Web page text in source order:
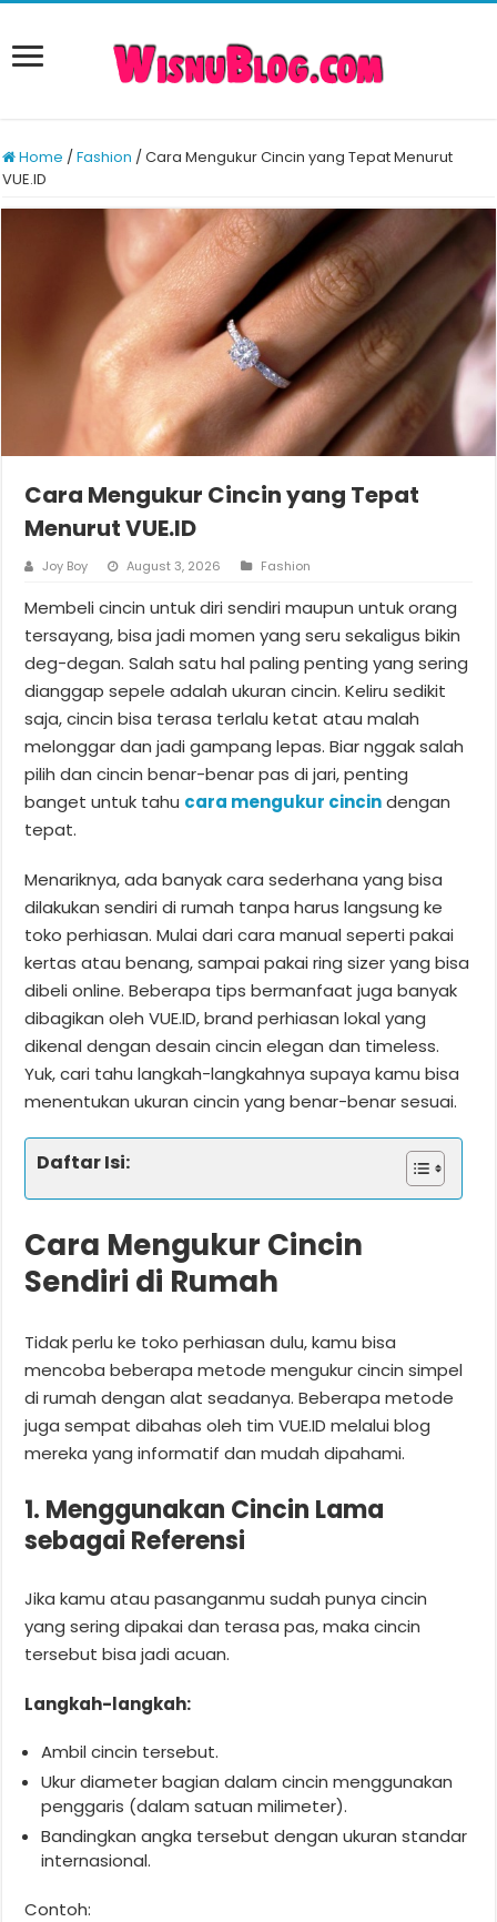
Home /Fashion /Cara Mengukur Cincin yang Tepat Menurut
VUE.ID
Cara Mengukur Cincin yang Tepat
Menurut VUE.ID
Joy Boy August 3, 2026 Fashion
Membeli cincin untuk diri sendiri maupun untuk orang
tersayang, bisa jadi momen yang seru sekaligus bikin
deg-degan. Salah satu hal paling penting yang sering
dianggap sepele adalah ukuran cincin. Keliru sedikit
saja, cincin bisa terasa terlalu ketat atau malah
melonggar dan jadi gampang lepas. Biar nggak salah
pilih dan cincin benar-benar pas di jari, penting
banget untuk tahu cara mengukur cincindengan
tepat.
Menariknya, ada banyak cara sederhana yang bisa
dilakukan sendiri di rumah tanpa harus langsung ke
toko perhiasan. Mulai dari cara manual seperti pakai
kertas atau benang, sampai pakai ring sizer yang bisa
dibeli online. Beberapa tips bermanfaat juga banyak
dibagikan oleh VUE.ID, brand perhiasan lokal yang
dikenal dengan desain cincin elegan dan timeless.
Yuk, cari tahu langkah-langkahnya supaya kamu bisa
menentukan ukuran cincin yang benar-benar sesuai.
Daftar Isi:
Cara Mengukur Cincin
Sendiri di Rumah
Tidak perlu ke toko perhiasan dulu, kamu bisa
mencoba beberapa metode mengukur cincin simpel
di rumah dengan alat seadanya. Beberapa metode
juga sempat dibahas oleh tim VUE.ID melalui blog
mereka yang informatif dan mudah dipahami.
1. Menggunakan Cincin Lama
sebagai Referensi
Jika kamu atau pasanganmu sudah punya cincin
yang sering dipakai dan terasa pas, maka cincin
tersebut bisa jadi acuan.
Langkah-langkah:
Ambil cincin tersebut.
Ukur diameter bagian dalam cincin menggunakan
penggaris (dalam satuan milimeter).
Bandingkan angka tersebut dengan ukuran standar
internasional.
Contoh: